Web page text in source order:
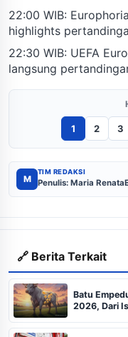
22:00 WIB:
highlights
22:30 WIB: UEFA
langsung
1 2 3
M
TIM REDAKSI
Penulis: Maria Renata
🔗 Berita Terkait
Batu
2026, Dari